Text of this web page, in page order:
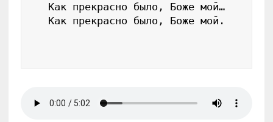
Как прекрасно было, Боже мой…
Как прекрасно было, Боже мой.